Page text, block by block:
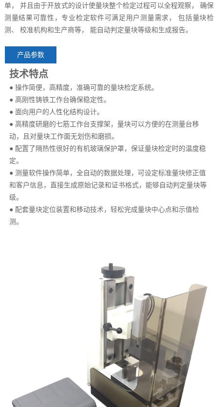
单， 并且由于开放式的设计使量块整个检定过程可以全程观察， 确保
测量结果可靠性，专业检定软件可满足用户测量需求， 包括量块检
测、 校准机构和生产商等， 能自动判定量块等级和生成报告。
产品参数
技术特点
● 操作简便，高精度，准确可靠的量块检定系统。
● 高刚性铸铁工作台确保稳定性。
● 面向用户的人性化结构设计。
● 高精度研磨的七筋工作台支撑架，量块可以方便的在测量台移
动，且对量块工作面无划伤和磨损。
● 配置了隔热性很好的有机玻璃保护罩，保证量块检定时的温度稳
定。
● 测量软件操作简单，全自动的数据处理，可设定标准量块修正值
和客户信息，直接生成原始记录和证书格式，能够自动判定量块等
级。
● 配套量块定位装置和移动技术，轻松完成量块中心点和示值检
测。